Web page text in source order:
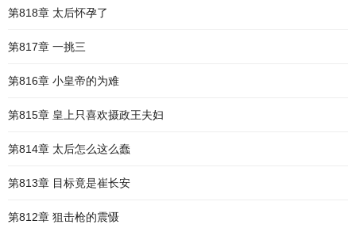
第818章 太后怀孕了
第817章 一挑三
第816章 小皇帝的为难
第815章 皇上只喜欢摄政王夫妇
第814章 太后怎么这么蠢
第813章 目标竟是崔长安
第812章 狙击枪的震慑